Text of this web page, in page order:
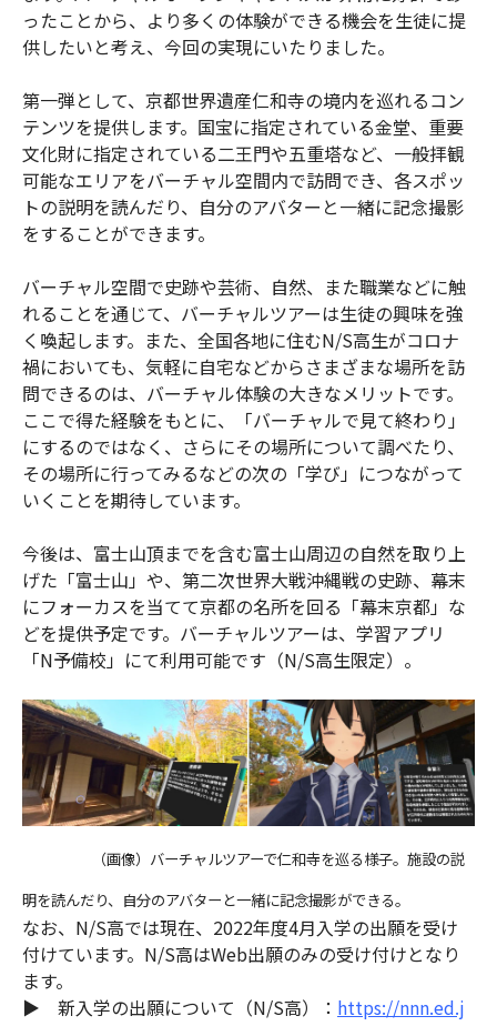
ったことから、より多くの体験ができる機会を生徒に提
供したいと考え、今回の実現にいたりました。
第一弾として、京都世界遺産仁和寺の境内を巡れるコン
テンツを提供します。国宝に指定されている金堂、重要
文化財に指定されている二王門や五重塔など、一般拝観
可能なエリアをバーチャル空間内で訪問でき、各スポッ
トの説明を読んだり、自分のアバターと一緒に記念撮影
をすることができます。
バーチャル空間で史跡や芸術、自然、また職業などに触
れることを通じて、バーチャルツアーは生徒の興味を強
く喚起します。また、全国各地に住むN/S高生がコロナ
禍においても、気軽に自宅などからさまざまな場所を訪
問できるのは、バーチャル体験の大きなメリットです。
ここで得た経験をもとに、「バーチャルで見て終わり」
にするのではなく、さらにその場所について調べたり、
その場所に行ってみるなどの次の「学び」につながって
いくことを期待しています。
今後は、富士山頂までを含む富士山周辺の自然を取り上
げた「富士山」や、第二次世界大戦沖縄戦の史跡、幕末
にフォーカスを当てて京都の名所を回る「幕末京都」な
どを提供予定です。バーチャルツアーは、学習アプリ
「N予備校」にて利用可能です（N/S高生限定）。
（画像）バーチャルツアーで仁和寺を巡る様子。施設の説
明を読んだり、自分のアバターと一緒に記念撮影ができる。
なお、N/S高では現在、2022年度4月入学の出願を受け
付けています。N/S高はWeb出願のみの受け付けとなり
ます。
▶ 新入学の出願について（N/S高）： https://nnn.ed.j